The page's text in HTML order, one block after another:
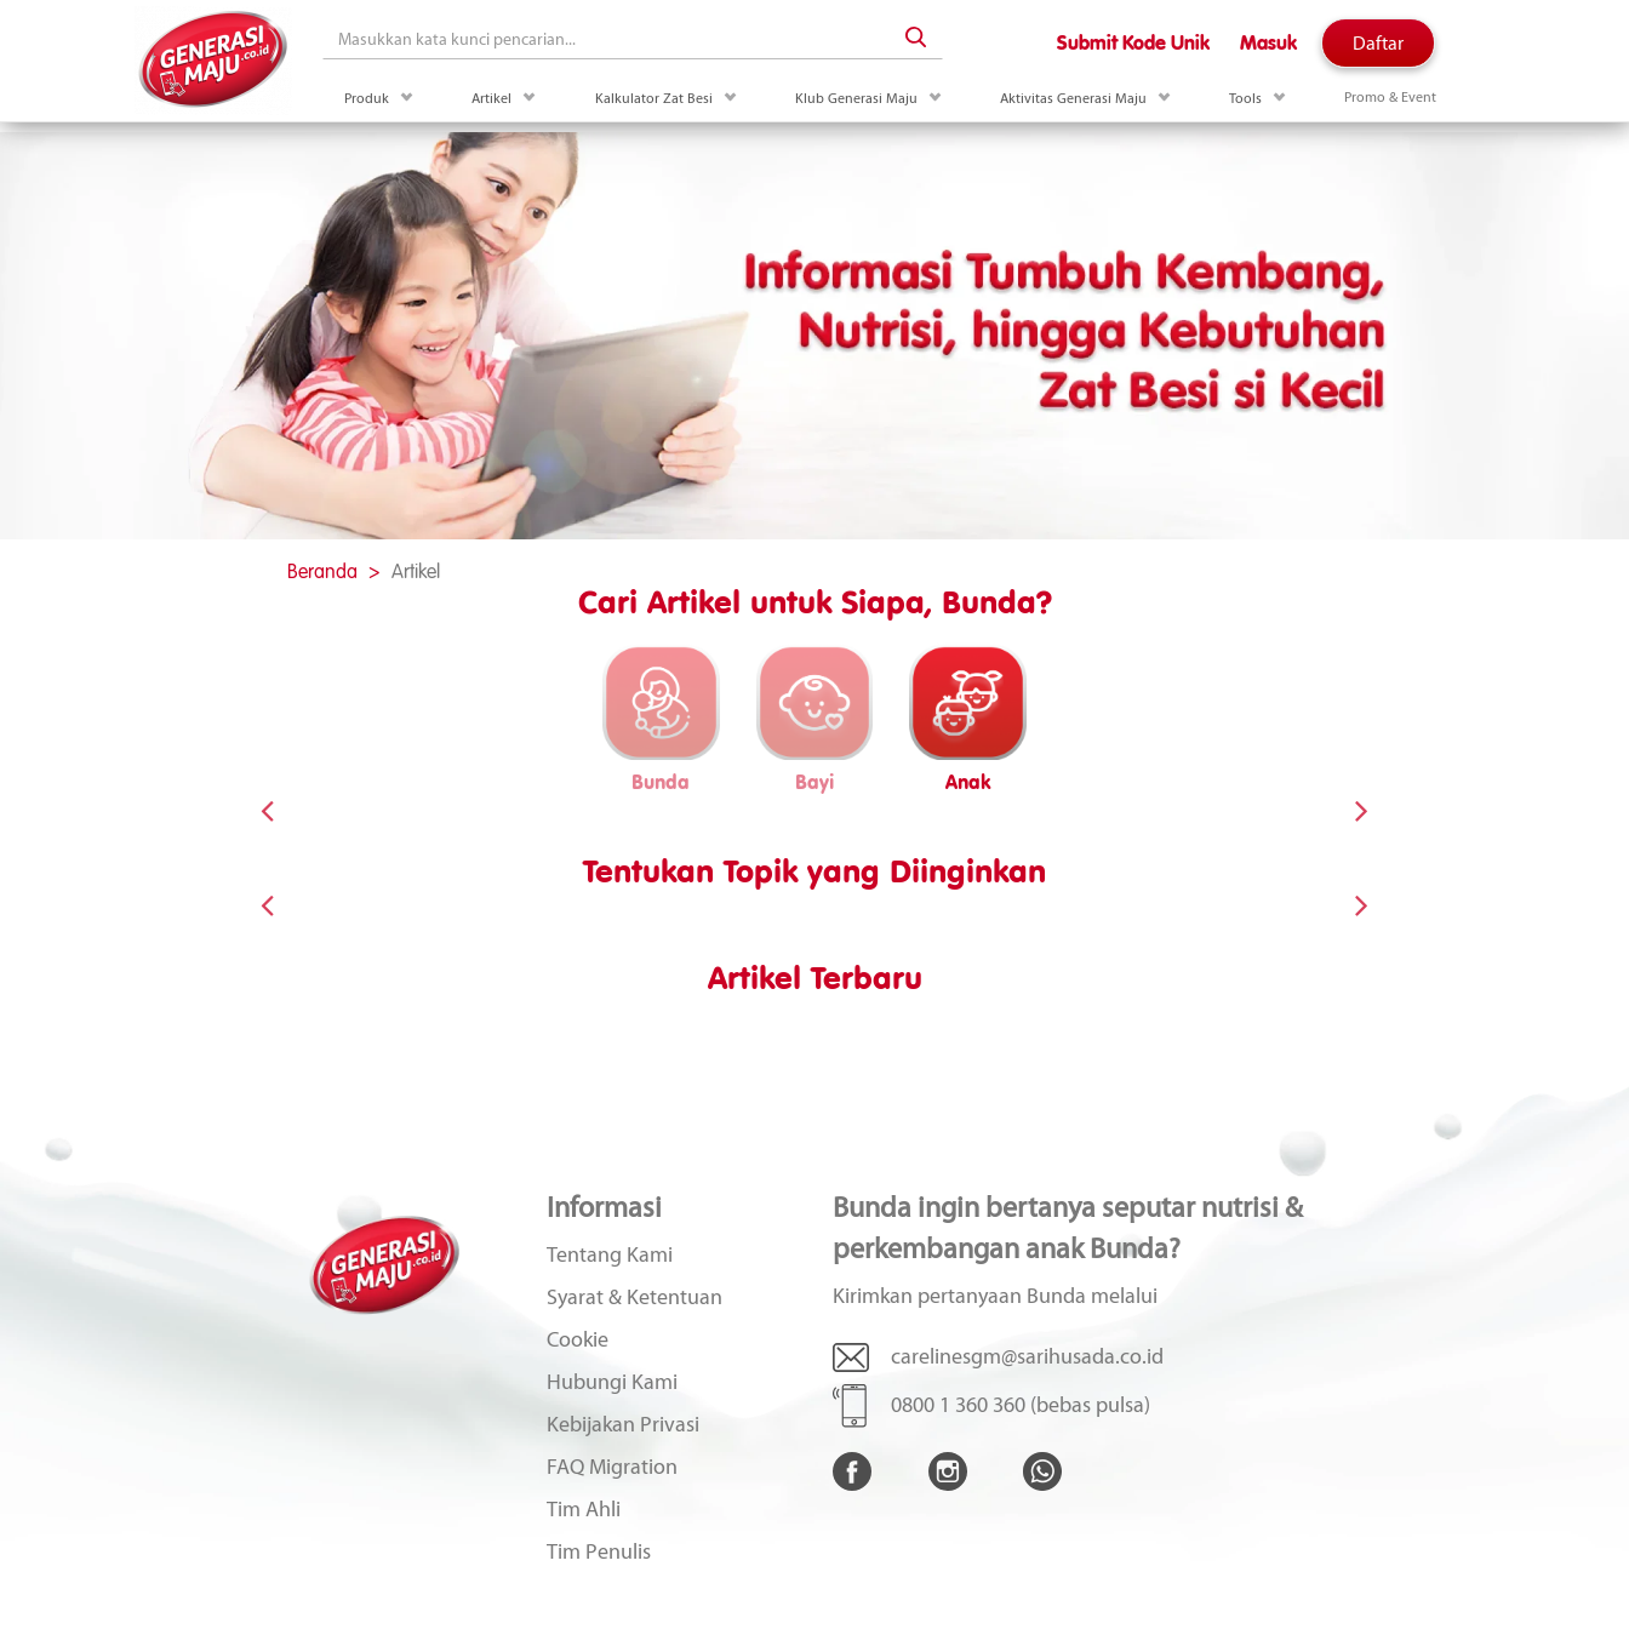
Submit Kode Unik Masuk Daftar
Produk drop down menu Produk
Artikel drop down menu Artikel
Kalkulator Zat Besi drop down menu Kalkulator Zat Besi
Klub Generasi Maju drop down menu Klub Generasi Maju
Aktivitas Generasi Maju drop down menu Aktivitas Generasi Maju
Tools drop down menu Tools
Promo & Event
Beranda Artikel
Cari Artikel untuk Siapa, Bunda?
Bunda Bayi Anak
Tentukan Topik yang Diinginkan
Artikel Terbaru
Informasi
Tentang Kami
Syarat & Ketentuan
Cookie
Hubungi Kami
Kebijakan Privasi
FAQ Migration
Tim Ahli
Tim Penulis
Bunda ingin bertanya seputar nutrisi &
perkembangan anak Bunda?
Kirimkan pertanyaan Bunda melalui
carelinesgm@sarihusada.co.id
0800 1 360 360 (bebas pulsa)